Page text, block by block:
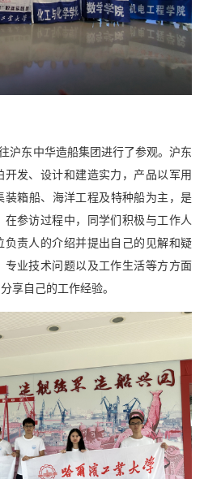
沪东中华造船集团进行了参观。沪东
发、设计和建造实力，产品以军用
装箱船、海洋工程及特种船为主，是
参访过程中，同学们积极与工作人
负责人的介绍并提出自己的见解和疑
业技术问题以及工作生活等方方面
享自己的工作经验。